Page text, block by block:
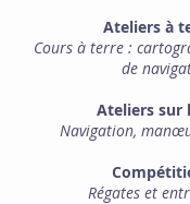
Ateliers à
Cours à terre :
de
​​Ateliers sur
Navigation,
Régates et